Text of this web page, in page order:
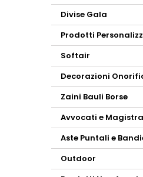
Divise Gala
Prodotti
Softair
Decorazioni
Zaini Bauli Borse
Avvocati e
Aste Puntali e
Outdoor